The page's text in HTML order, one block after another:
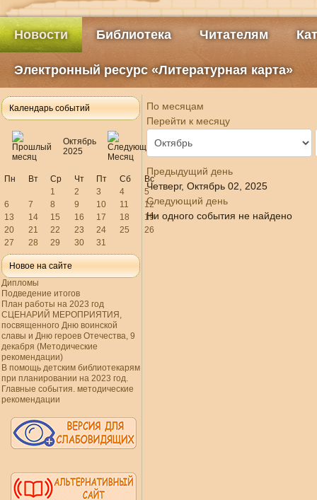
Новости Библиотека Читателям
Электронный ресурс «Литературная карта»
Календарь событий
Октябрь
2025
Пн Вт Ср Чт Пт Сб
Вс
1
2 3 4
5
6
7 8 9 10 11
12
13
14 15 16 17 18
19
20
21 22 23 24 25
26
27
28 29 30 31
Новое на сайте
Дипломы
Подведение итогов
План работы на 2023 год
СЦЕНАРИЙ МЕРОПРИЯТИЯ,
посвященного Дню воинской
славы и Дню героев Отечества, 9
декабря (Методические
рекомендации)
В помощь детским библиотекарям
при планировании на 2023 год.
Главные события. методические
рекомендации
По месяцам
Перейти к месяцу
Предыдущий день
Четверг, Октябрь 02, 2025
Следующий день
Ни одного события не найдено